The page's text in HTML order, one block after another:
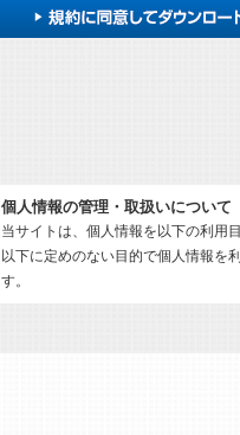
個人情報の管理・取扱いについて
当サイトは、個人情報を以下の利用
以下に定めのない目的で個人情報を
す。